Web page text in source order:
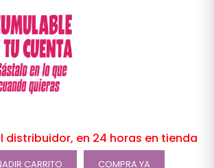
distribuidor, en 24 horas en tienda
CARRITO COMPRA YA